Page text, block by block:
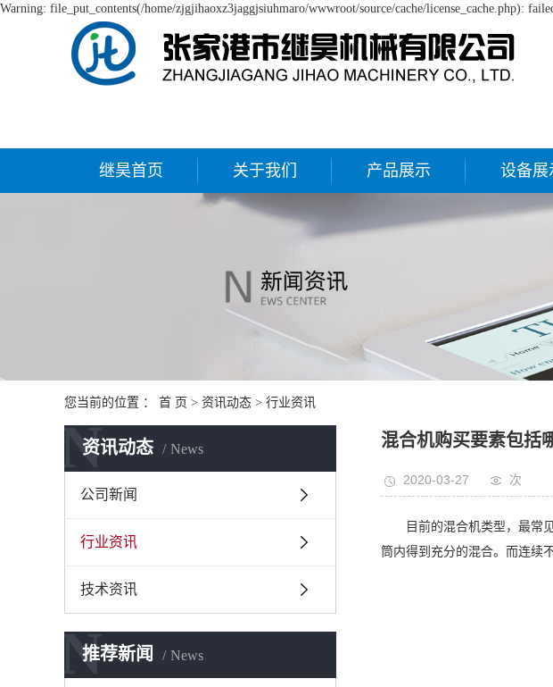
Warning: file_put_contents(/home/zjgjihaoxz3jaggjsiuhmaro/wwwroot/source/cache/license_cache.php):
继昊首页 关于我们 产品展示 设备展
您当前的位置 ： 首 页 > 资讯动态 > 行业资讯
资讯动态 News
N
公司新闻
行业资讯
技术资讯
推荐新闻 News
N
混合机购买要素包括
2020-03-27 次
目前的混合机类型，最常
筒内得到充分的混合。而连续